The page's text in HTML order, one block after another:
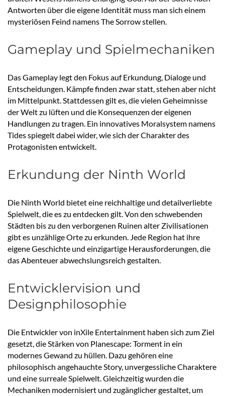
Antworten über die eigene Identität muss man sich einem
mysteriösen Feind namens The Sorrow stellen.
Gameplay und Spielmechaniken
Das Gameplay legt den Fokus auf Erkundung, Dialoge und
Entscheidungen. Kämpfe finden zwar statt, stehen aber nicht
im Mittelpunkt. Stattdessen gilt es, die vielen Geheimnisse
der Welt zu lüften und die Konsequenzen der eigenen
Handlungen zu tragen. Ein innovatives Moralsystem namens
Tides spiegelt dabei wider, wie sich der Charakter des
Protagonisten entwickelt.
Erkundung der Ninth World
Die Ninth World bietet eine reichhaltige und detailverliebte
Spielwelt, die es zu entdecken gilt. Von den schwebenden
Städten bis zu den verborgenen Ruinen alter Zivilisationen
gibt es unzählige Orte zu erkunden. Jede Region hat ihre
eigene Geschichte und einzigartige Herausforderungen, die
das Abenteuer abwechslungsreich gestalten.
Entwicklervision und
Designphilosophie
Die Entwickler von inXile Entertainment haben sich zum Ziel
gesetzt, die Stärken von Planescape: Torment in ein
modernes Gewand zu hüllen. Dazu gehören eine
philosophisch angehauchte Story, unvergessliche Charaktere
und eine surreale Spielwelt. Gleichzeitig wurden die
Mechaniken modernisiert und zugänglicher gestaltet, um